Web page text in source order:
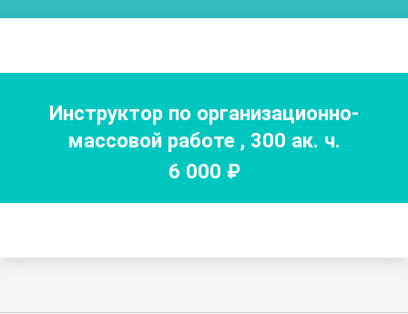
Инструктор по организационно-
массовой работе , 300 ак. ч.
6 000 ₽